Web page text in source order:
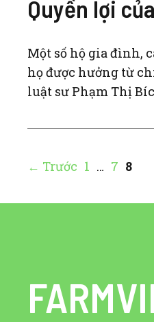
Quyền lợi
Một số hộ gia đình,
họ được hưởng từ
luật sư Phạm Thị
← Trước Trang
1 … Trang
7 Trang
8